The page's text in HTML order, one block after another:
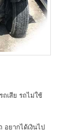
ถเสีย รถไม่ใช้
อยากได้เงินไป